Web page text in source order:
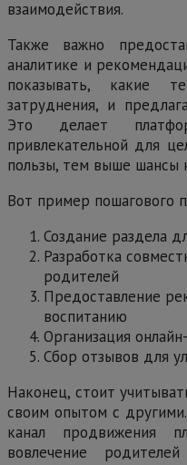
взаимодействия.
Также важно
аналитике и
показывать, какие
затруднения, и
Это делает
привлекательной для
пользы, тем выше шансы
Вот пример пошагового
Создание раздела
Разработка
родителей
Предоставление
воспитанию
Организация
Сбор отзывов для
Наконец, стоит
своим опытом с
канал продвижения
вовлечение